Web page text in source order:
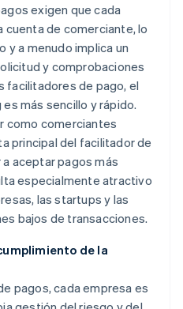
exigen que cada
cuenta de comerciante, lo
y a menudo implica un
y comprobaciones
facilitadores de pago, el
más sencillo y rápido.
como comerciantes
principal del facilitador de
aceptar pagos más
especialmente atractivo
las startups y las
bajos de transacciones.
de la
pagos, cada empresa es